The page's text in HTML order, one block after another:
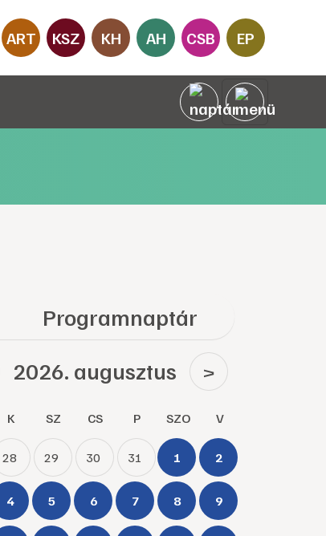
ART KSZ KH AH CSB EP
Programnaptár
2026. augusztus >
K SZ CS P SZO V
28 29 30 31 1 2
4 5 6 7 8 9